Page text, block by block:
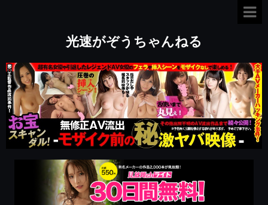
光速がぞうちゃんねる